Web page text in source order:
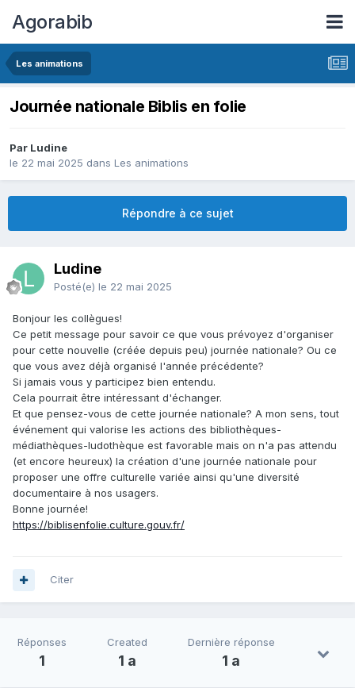
Agorabib
Les animations
Journée nationale Biblis en folie
Par Ludine
le 22 mai 2025 dans Les animations
Répondre à ce sujet
Ludine
Posté(e) le 22 mai 2025
Bonjour les collègues!
Ce petit message pour savoir ce que vous prévoyez d'organiser
pour cette nouvelle (créée depuis peu) journée nationale? Ou ce
que vous avez déjà organisé l'année précédente?
Si jamais vous y participez bien entendu.
Cela pourrait être intéressant d'échanger.
Et que pensez-vous de cette journée nationale? A mon sens, tout
événement qui valorise les actions des bibliothèques-
médiathèques-ludothèque est favorable mais on n'a pas attendu
(et encore heureux) la création d'une journée nationale pour
proposer une offre culturelle variée ainsi qu'une diversité
documentaire à nos usagers.
Bonne journée!
https://biblisenfolie.culture.gouv.fr/
Citer
Réponses
1
Created
1 a
Dernière réponse
1 a